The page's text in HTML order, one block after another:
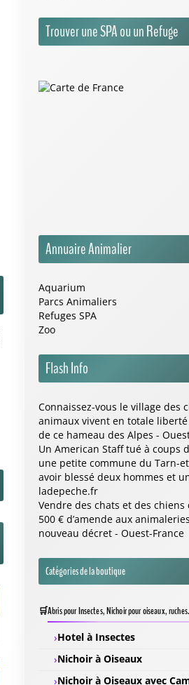
Trouver une SPA ou un Refuge
Annuaire Animalier
Aquarium
Parcs Animaliers
Refuges SPA
Zoo
Flash Info
Connaissez-vous le village des
animaux vivent en totale
de ce hameau des Alpes -
Un American Staff tué à coups
une petite commune du Tarn-
avoir blessé deux hommes et
ladepeche.fr
Vendre des chats et des chiens
500 € d’amende aux
nouveau décret - Ouest-France
Catégories de la boutique
Abris pour Insectes, Nichoir pour oiseaux,
Hotel à Insectes
Nichoir à Oiseaux
Nichoir à Oiseaux avec